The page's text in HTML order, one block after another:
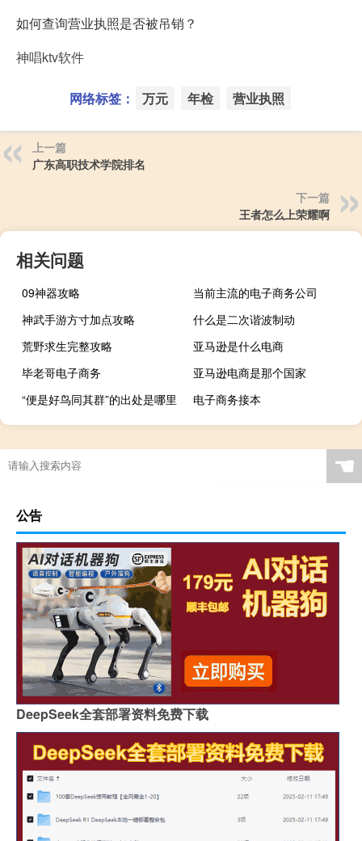
如何查询营业执照是否被吊销？
神唱ktv软件
网络标签： 万元 年检 营业执照
上一篇
广东高职技术学院排名
下一篇
王者怎么上荣耀啊
相关问题
09神器攻略
当前主流的电子商务公司
神武手游方寸加点攻略
什么是二次谐波制动
荒野求生完整攻略
亚马逊是什么电商
毕老哥电子商务
亚马逊电商是那个国家
“便是好鸟同其群”的出处是哪里
电子商务接本
☚
公告
DeepSeek全套部署资料免费下载